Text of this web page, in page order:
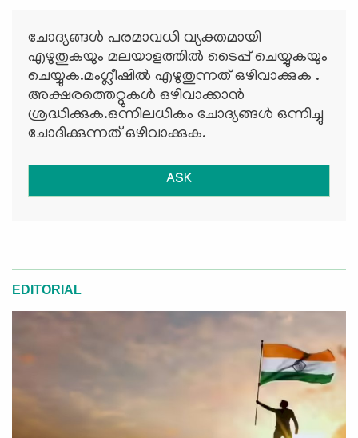
ചോദ്യങ്ങള്‍ പരമാവധി വ്യക്തമായി
എഴുതുകയും മലയാളത്തില്‍ ടൈപ്പ് ചെയ്യുകയും
ചെയ്യുക.മംഗ്ലീഷില്‍ എഴുതുന്നത് ഒഴിവാക്കുക .
അക്ഷരത്തെറ്റുകള്‍ ഒഴിവാക്കാന്‍
ശ്രദ്ധിക്കുക.ഒന്നിലധികം ചോദ്യങ്ങള്‍ ഒന്നിച്ചു
ചോദിക്കുന്നത് ഒഴിവാക്കുക.
ASK
EDITORIAL